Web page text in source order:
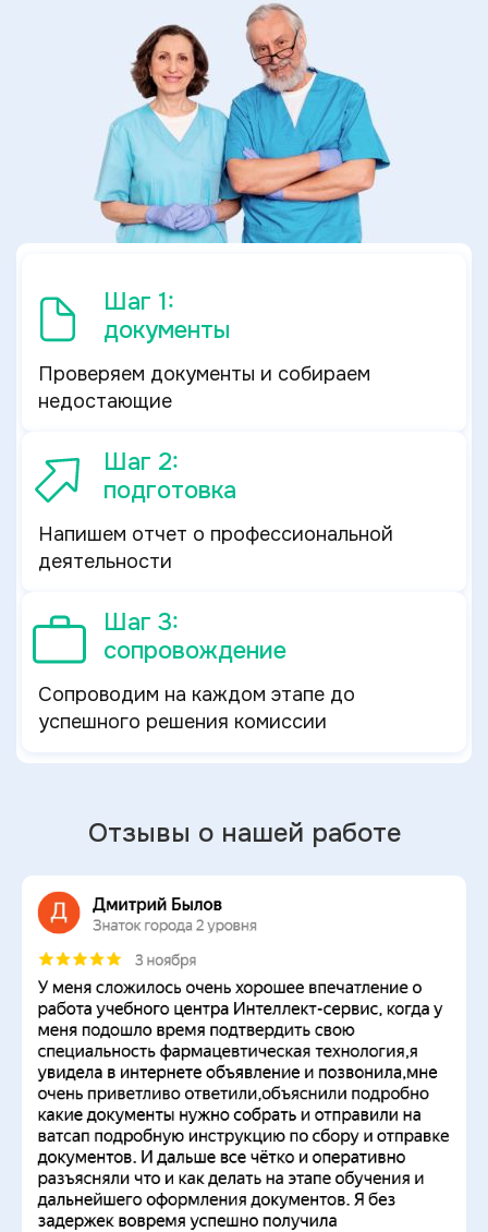
Шаг 1:
документы
Проверяем документы и собираем
недостающие
Шаг 2:
подготовка
Напишем отчет о профессиональной
деятельности
Шаг 3:
сопровождение
Сопроводим на каждом этапе до
успешного решения комиссии
Отзывы о нашей работе